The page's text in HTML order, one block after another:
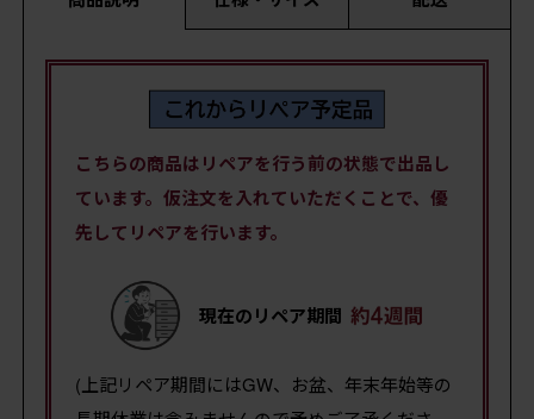
こちらの商品はリペアを行う前の状態で出品し
ています。仮注文を入れていただくことで、優
先してリペアを行います。
現在のリペア期間
(上記リペア期間にはGW、お盆、年末年始等の